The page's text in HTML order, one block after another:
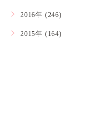
2016年 (246)
2015年 (164)